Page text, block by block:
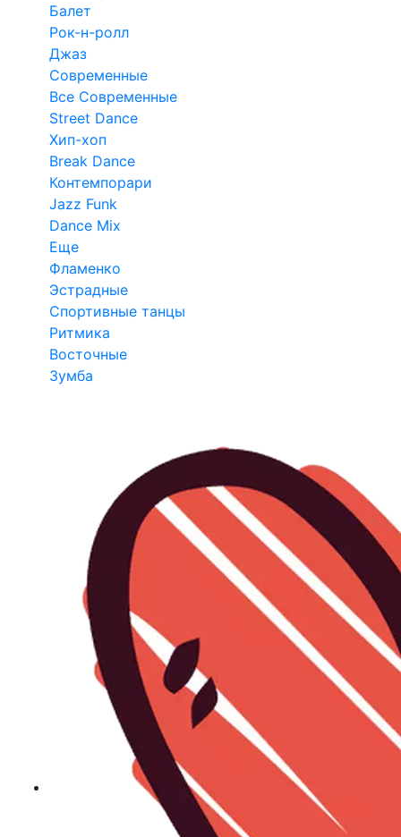
Балет
Рок-н-ролл
Джаз
Современные
Все Современные
Street Dance
Хип-хоп
Break Dance
Контемпорари
Jazz Funk
Dance Mix
Еще
Фламенко
Эстрадные
Спортивные танцы
Ритмика
Восточные
Зумба